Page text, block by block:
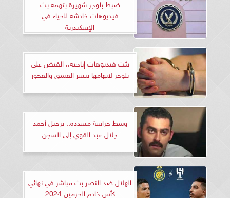
ضبط بلوجر شهيرة بتهمة بث
فيديوهات خادشة للحياء في
الإسكندرية
بثت فيديوهات إباحية.. القبض على
بلوجر لاتهامها بنشر الفسق والفجور
وسط حراسة مشددة.. ترحيل أحمد
جلال عبد القوي إلى السجن
الهلال ضد النصر بث مباشر في نهائي
كأس خادم الحرمين 2024